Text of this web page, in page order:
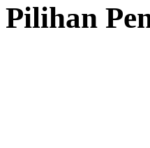
Pilihan